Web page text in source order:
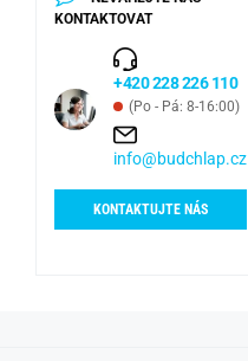
KONTAKTOVAT
+420 228 226 110
(Po - Pá: 8-16:00)
info@budchlap.cz
KONTAKTUJTE NÁS